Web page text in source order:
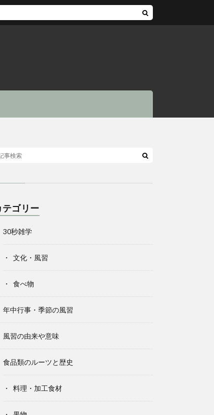
テゴリー
30秒雑学
文化・風習
食べ物
年中行事・季節の風習
風習の由来や意味
食品類のルーツと歴史
料理・加工食材